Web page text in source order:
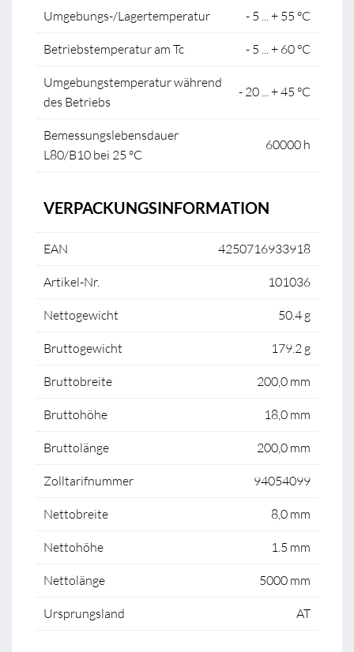
Umgebungs-/Lagertemperatur - 5 ... + 55 °C
Betriebstemperatur am Tc - 5 ... + 60 °C
Umgebungstemperatur während
des Betriebs
- 20 ... + 45 °C
Bemessungslebensdauer
L80/B10 bei 25 °C
60000 h
VERPACKUNGSINFORMATION
EAN 4250716933918
Artikel-Nr. 101036
Nettogewicht 50.4 g
Bruttogewicht 179.2 g
Bruttobreite 200,0 mm
Bruttohöhe 18,0 mm
Bruttolänge 200,0 mm
Zolltarifnummer 94054099
Nettobreite 8,0 mm
Nettohöhe 1.5 mm
Nettolänge 5000 mm
Ursprungsland AT